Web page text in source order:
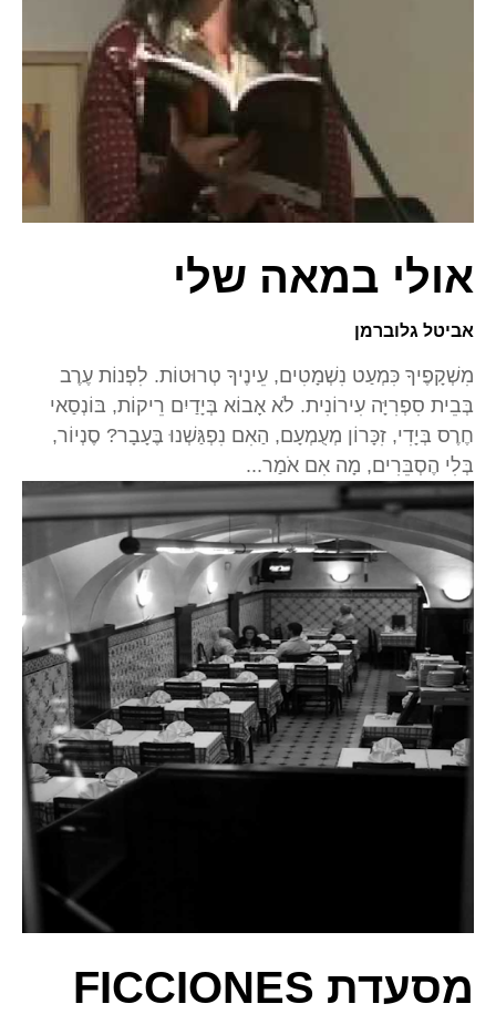
אולי במאה שלי
אביטל גלוברמן
מִשְׁקָפֶיךָ כִּמְעַט נִשְׁמָטִים, עֵינֶיךָ טְרוּטוֹת. לִפְנוֹת עֶרֶב
בְּבֵית סִפְרִיָּה עִירוֹנִית. לֹא אָבוֹא בְּיָדַיִם רֵיקוֹת, בּוֹנְסַאי
חֶרֶס בְּיָדִי, זִכָּרוֹן מְעֻמְעָם, הַאִם נִפְגַּשְׁנוּ בֶּעָבָר? סֶנְיוֹר,
בְּלִי הֶסְבֵּרִים, מָה אִם אֹמַר...
מסעדת FICCIONES